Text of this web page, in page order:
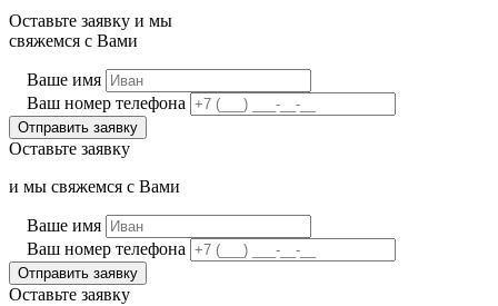
Оставьте заявку и мы
свяжемся с Вами
Ваше имя
Ваш номер телефона
Оставьте заявку
и мы свяжемся с Вами
Ваше имя
Ваш номер телефона
Оставьте заявку